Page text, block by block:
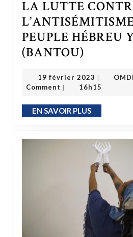
LA LUTTE
PEUPLE HÉBREU
(BANTOU)
19 février 2023 |
Comment | 16h15
EN SAVOIR PLUSEN SAVOIR PLUS